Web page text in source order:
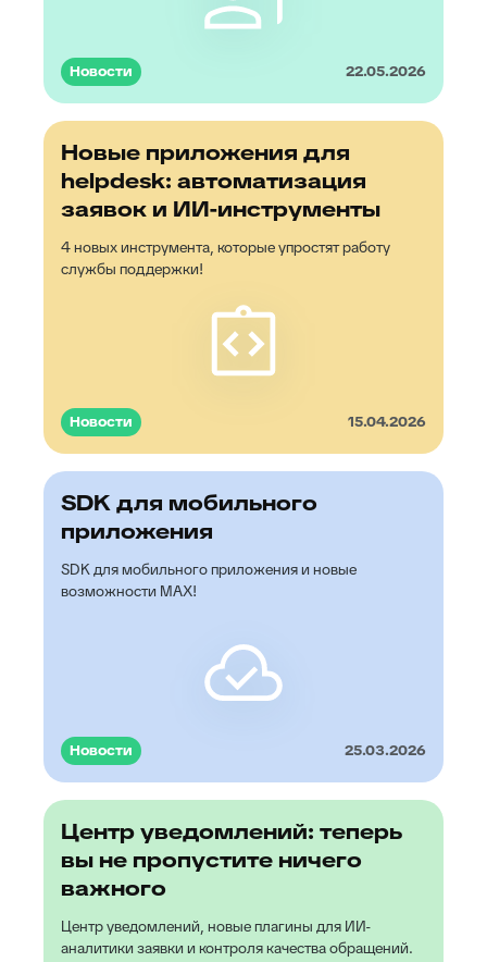
Новости 22.05.2026
Новые приложения для
helpdesk: автоматизация
заявок и ИИ-инструменты
4 новых инструмента, которые упростят работу
службы поддержки!
Новости 15.04.2026
SDK для мобильного
приложения
SDK для мобильного приложения и новые
возможности MAX!
Новости 25.03.2026
Центр уведомлений: теперь
вы не пропустите ничего
важного
Центр уведомлений, новые плагины для ИИ-
аналитики заявки и контроля качества обращений.